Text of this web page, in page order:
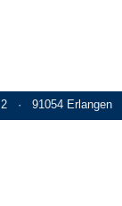
2 · 91054